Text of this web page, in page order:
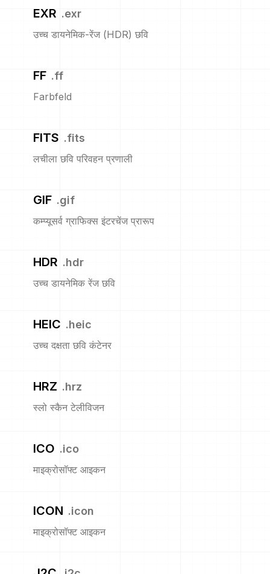
EXR .exr
उच्च डायनेमिक-रेंज (HDR) छवि
FF .ff
Farbfeld
FITS .fits
लचीला छवि परिवहन प्रणाली
GIF .gif
कम्प्यूसर्व ग्राफिक्स इंटरचेंज प्रारूप
HDR .hdr
उच्च डायनेमिक रेंज छवि
HEIC .heic
उच्च दक्षता छवि कंटेनर
HRZ .hrz
स्लो स्कैन टेलीविजन
ICO .ico
माइक्रोसॉफ्ट आइकन
ICON .icon
माइक्रोसॉफ्ट आइकन